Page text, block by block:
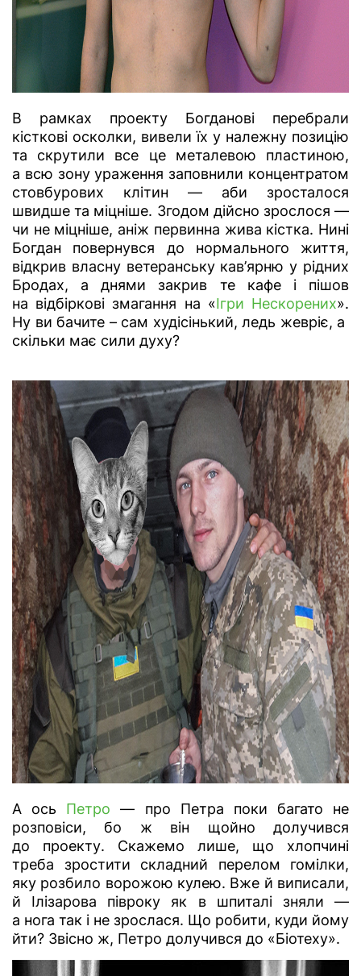
В рамках проекту Богданові перебрали
кісткові осколки, вивели їх у належну позицію
та скрутили все це металевою пластиною,
а всю зону ураження заповнили концентратом
стовбурових клітин — аби зросталося
швидше та міцніше. Згодом дійсно зрослося —
чи не міцніше, аніж первинна жива кістка. Нині
Богдан повернувся до нормального життя,
відкрив власну ветеранську кав’ярню у рідних
Бродах, а днями закрив те кафе і пішов
на відбіркові змагання на «Ігри Нескорених».
Ну ви бачите – сам худісінький, ледь жевріє, а
скільки має сили духу?
А ось Петро — про Петра поки багато не
розповіси, бо ж він щойно долучився
до проекту. Скажемо лише, що хлопчині
треба зростити складний перелом гомілки,
яку розбило ворожою кулею. Вже й виписали,
й Ілізарова півроку як в шпиталі зняли —
а нога так і не зрослася. Що робити, куди йому
йти? Звісно ж, Петро долучився до «Біотеху».